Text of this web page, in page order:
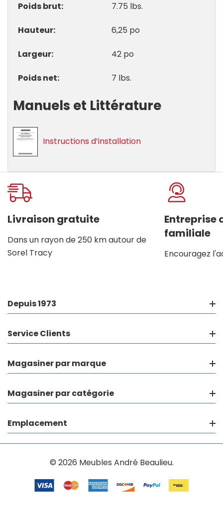
Poids brut 7.75 lbs.
Hauteur 6,25 po
Largeur 42 po
Poids net 7 lbs.
Manuels et Littérature
Instructions d’installation
Onglet
personnalisé
Livraison gratuite
Dans un rayon de 250 km autour de
Sorel Tracy
Entreprise
familiale
Encouragez
Depuis 1973
Service Clients
Magasiner par marque
Magasiner par catégorie
Emplacement
© 2026 Meubles André Beaulieu.